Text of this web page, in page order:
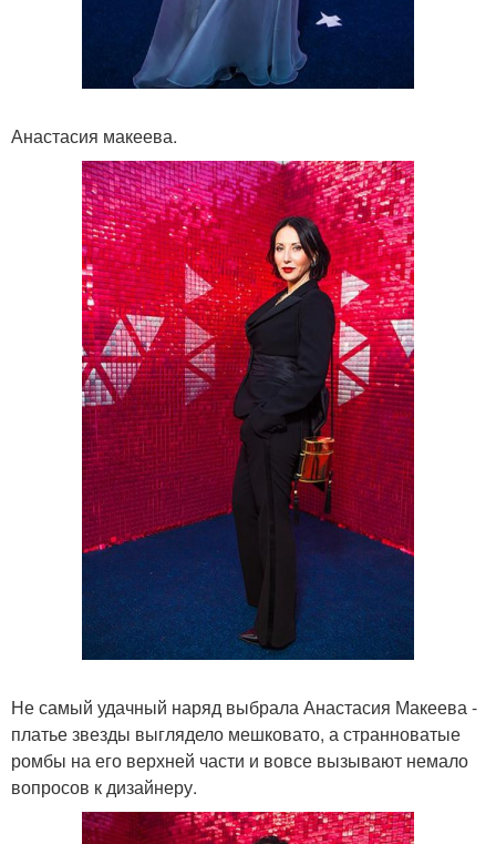
Анастасия макеева.
Не самый удачный наряд выбрала Анастасия Макеева -
платье звезды выглядело мешковато, а странноватые
ромбы на его верхней части и вовсе вызывают немало
вопросов к дизайнеру.